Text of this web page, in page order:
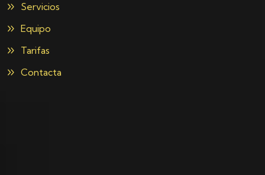
Servicios
Equipo
Tarifas
Contacta